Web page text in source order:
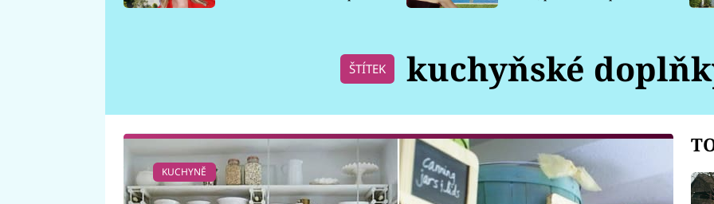
ŠTÍTEK kuchyňské
KUCHYNĚ